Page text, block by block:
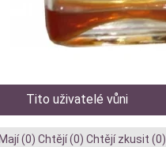
Tito uživatelé vůni
Mají (0) Chtějí (0) Chtějí zkusit (0)